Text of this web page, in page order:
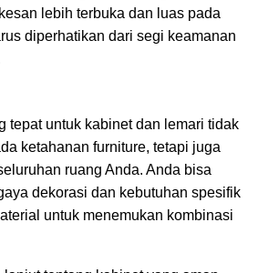
lebih terbuka dan luas pada
diperhatikan dari segi keamanan
tepat untuk kabinet dan lemari tidak
ketahanan furniture, tetapi juga
ruang Anda. Anda bisa
dekorasi dan kebutuhan spesifik
untuk menemukan kombinasi